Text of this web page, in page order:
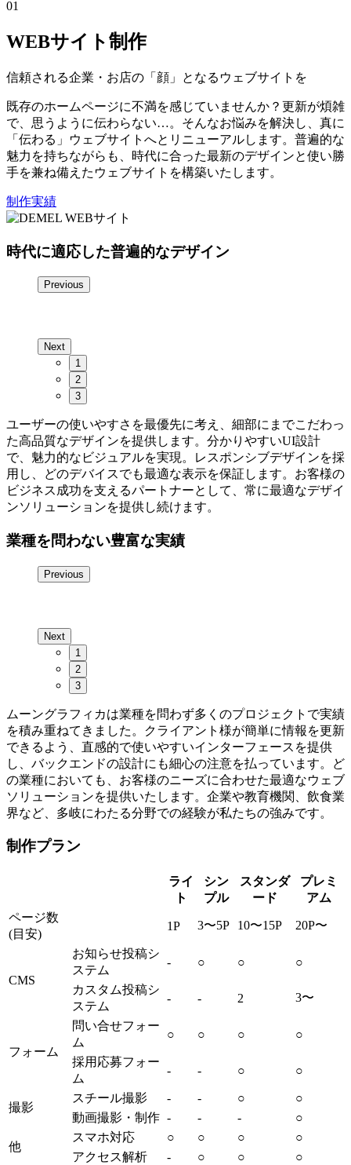
01
WEBサイト制作
信頼される企業・お店の「顔」となるウェブサイトを
既存のホームページに不満を感じていませんか？更新が煩雑
で、思うように伝わらない…。そんなお悩みを解決し、真に
「伝わる」ウェブサイトへとリニューアルします。普遍的な
魅力を持ちながらも、時代に合った最新のデザインと使い勝
手を兼ね備えたウェブサイトを構築いたします。
制作実績
時代に適応した普遍的なデザイン
Previous
Next
1
2
3
ユーザーの使いやすさを最優先に考え、細部にまでこだわっ
た高品質なデザインを提供します。分かりやすいUI設計
で、魅力的なビジュアルを実現。レスポンシブデザインを採
用し、どのデバイスでも最適な表示を保証します。お客様の
ビジネス成功を支えるパートナーとして、常に最適なデザイ
ンソリューションを提供し続けます。
業種を問わない豊富な実績
Previous
Next
1
2
3
ムーングラフィカは業種を問わず多くのプロジェクトで実績
を積み重ねてきました。クライアント様が簡単に情報を更新
できるよう、直感的で使いやすいインターフェースを提供
し、バックエンドの設計にも細心の注意を払っています。ど
の業種においても、お客様のニーズに合わせた最適なウェブ
ソリューションを提供いたします。企業や教育機関、飲食業
界など、多岐にわたる分野での経験が私たちの強みです。
制作プラン
ライ
ト
シン
プル
スタンダ
ード
プレミ
アム
ページ数
(目安)
1P 3〜5P 10〜15P 20P〜
CMS
お知らせ投稿シ
ステム
- ○ ○ ○
カスタム投稿シ
ステム
- - 2 3〜
フォーム
問い合せフォー
ム
○ ○ ○ ○
採用応募フォー
ム
- - ○ ○
撮影
スチール撮影 - - ○
○
動画撮影・制作 - - - ○
他
スマホ対応 ○ ○ ○
○
アクセス解析
- ○ ○ ○